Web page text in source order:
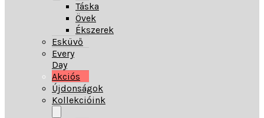
Táska
Övek
Ékszerek
Esküvő
Every
Day
Akciós
Újdonságok
Kollekcióink